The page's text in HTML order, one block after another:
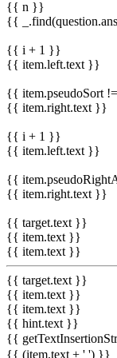
{{ n }}
{{
{{ i + 1 }}
{{ item.left.text }}
{{ item.pseudoSort
{{ item.right.text }}
{{ i + 1 }}
{{ item.left.text }}
{{
{{ item.right.text }}
{{ target.text }}
{{ item.text }}
{{ item.text }}
{{ target.text }}
{{ item.text }}
{{ item.text }}
{{ hint.text }}
{{
{{ (item.text + ' ') }}